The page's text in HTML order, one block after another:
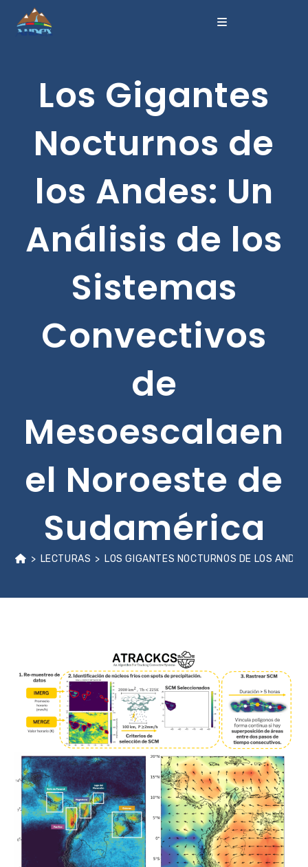
Los Gigantes
Nocturnos de
los Andes: Un
Análisis de los
Sistemas
Convectivos
de
Mesoescalaen
el Noroeste de
Sudamérica
> LECTURAS > LOS GIGANTES NOCTURNOS DE LOS